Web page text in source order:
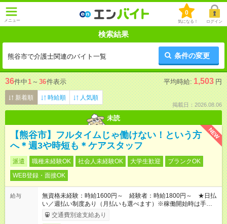
メニュー
0
気になる！ ログイン
検索結果
熊谷市で介護士関連のバイト一覧 条件の変更
36件中1 ～ 36件表示 平均時給: 1,503 円
新着順 時給順 人気順
掲載日：2026.08.06
未読
NEW
【熊谷市】フルタイムじゃ働けない！という方
へ＊週3や時短も＊ケアスタッフ
派遣 職種未経験OK 社会人未経験OK 大学生歓迎
ブランクOK
WEB登録・面接OK
給与
無資格未経験：時給1600円～ 経験者：時給1800円～ ★日払
い／週払い制度あり（月払いも選べます）※稼働開始時は手続き
完了次第のお支払いとなります。
交通費別途支給あり